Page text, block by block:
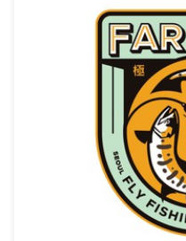
+1 877 513 9415
Centro de ayuda